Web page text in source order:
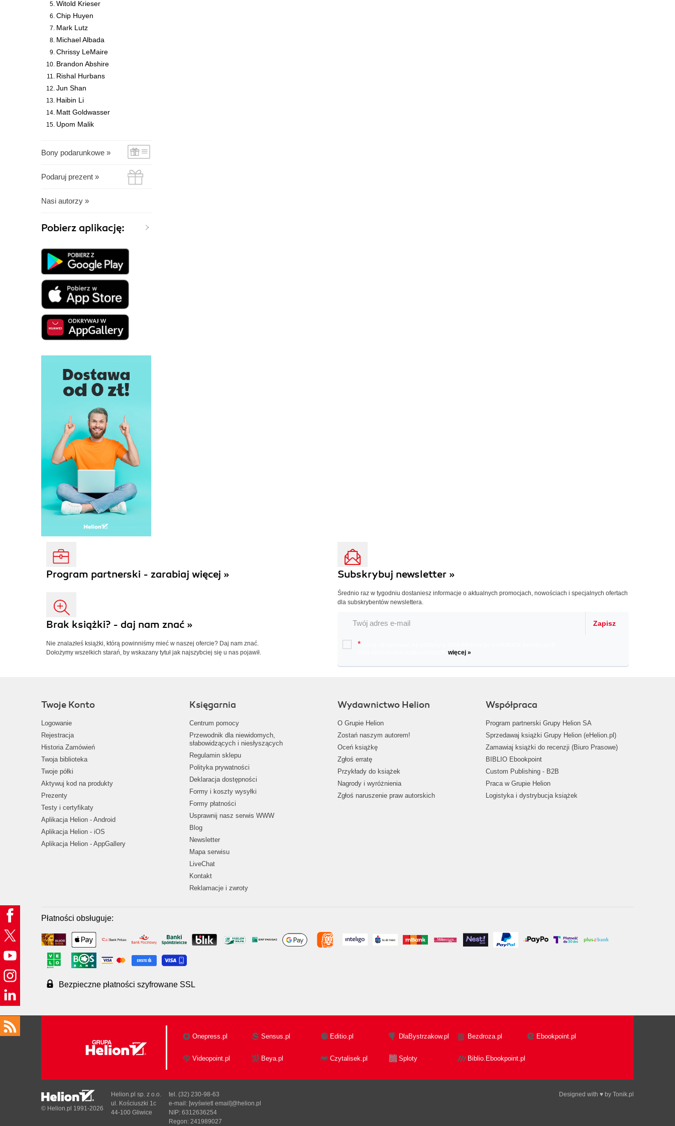
Witold Krieser
Chip Huyen
Mark Lutz
Michael Albada
Chrissy LeMaire
Brandon Abshire
Rishal Hurbans
Jun Shan
Haibin Li
Matt Goldwasser
Upom Malik
Bony podarunkowe »
Podaruj prezent »
Nasi autorzy »
Pobierz aplikację:
Program partnerski - zarabiaj więcej »
Brak książki? - daj nam znać »
Nie znalazłeś książki, którą powinniśmy mieć w naszej ofercie? Daj nam znać.
Dołożymy wszelkich starań, by wskazany tytuł jak najszybciej się u nas pojawił.
Subskrybuj newsletter »
Średnio raz w tygodniu dostaniesz informacje o aktualnych promocjach, nowościach i specjalnych ofertach
dla subskrybentów newslettera.
Zapisz
*
więcej »
Twoje Konto
Logowanie
Rejestracja
Historia Zamówień
Twoja biblioteka
Twoje półki
Aktywuj kod na produkty
Prezenty
Testy i certyfikaty
Aplikacja Helion - Android
Aplikacja Helion - iOS
Aplikacja Helion - AppGallery
Księgarnia
Centrum pomocy
Przewodnik dla niewidomych,
słabowidzących i niesłyszących
Regulamin sklepu
Polityka prywatności
Deklaracja dostępności
Formy i koszty wysyłki
Formy płatności
Usprawnij nasz serwis WWW
Blog
Newsletter
Mapa serwisu
LiveChat
Kontakt
Reklamacje i zwroty
Wydawnictwo Helion
O Grupie Helion
Zostań naszym autorem!
Oceń książkę
Zgłoś erratę
Przykłady do książek
Nagrody i wyróżnienia
Zgłoś naruszenie praw autorskich
Współpraca
Program partnerski Grupy Helion SA
Sprzedawaj książki Grupy Helion (eHelion.pl)
Zamawiaj książki do recenzji (Biuro Prasowe)
BIBLIO Ebookpoint
Custom Publishing - B2B
Praca w Grupie Helion
Logistyka i dystrybucja książek
Płatności obsługuje:
Bezpieczne płatności szyfrowane SSL
Onepress.pl Sensus.pl Editio.pl DlaBystrzakow.pl Bezdroza.pl Ebookpoint.pl
Videopoint.pl Beya.pl Czytalisek.pl Sploty Biblio.Ebookpoint.pl
Designed with ♥ by Tonik.pl
© Helion.pl 1991-2026
Helion.pl sp. z o.o.
ul. Kościuszki 1c
44-100 Gliwice
tel. (32) 230-98-63
e-mail: [wyświetl email]@helion.pl
NIP: 6312636254
Regon: 241989027